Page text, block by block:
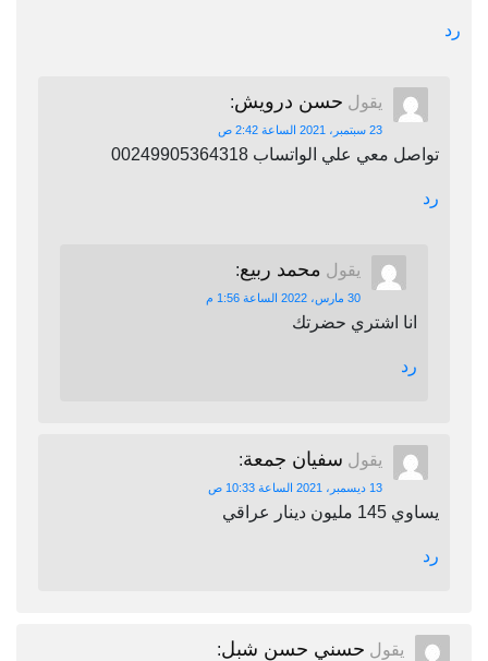
رد
يقول حسن درويش:
23 سبتمبر، 2021 الساعة 2:42 ص
تواصل معي علي الواتساب 00249905364318
رد
يقول محمد ربيع:
30 مارس، 2022 الساعة 1:56 م
انا اشتري حضرتك
رد
يقول سفيان جمعة:
13 ديسمبر، 2021 الساعة 10:33 ص
يساوي 145 مليون دينار عراقي
رد
يقول حسني حسن شبل: